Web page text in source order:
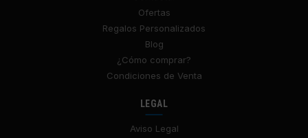
Ofertas
Regalos Personalizados
Blog
¿Cómo comprar?
Condiciones de Venta
LEGAL
Aviso Legal